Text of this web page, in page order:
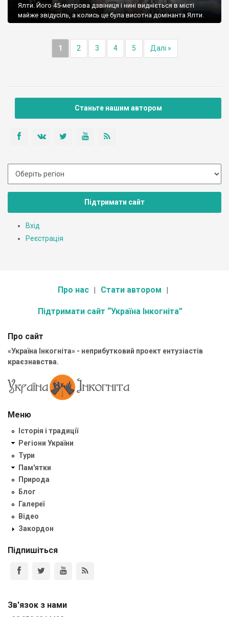
Ялти. Його 45-метрова дзвіниця і нині видніється в місті
майже звідусіль, а колись це була висотна домінанта Ялти.
1 2 3 4 5 Далі »
Станьте нашим автором
Підтримати сайт
Вхід
Реєстрація
Про нас Стати автором
Підтримати сайт “Україна Інкогніта”
Про сайт
«Україна Інкогніта» - неприбутковий проект ентузіастів
краєзнавства.
Меню
Історія і традиції
Регіони України
Тури
Пам'ятки
Природа
Блог
Галереї
Відео
Закордон
Підпишіться
Зв'язок з нами